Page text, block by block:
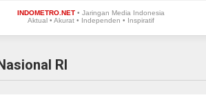
INDOMETRO.NET • Jaringan Media Indonesia
Aktual • Akurat • Independen • Inspiratif
RI